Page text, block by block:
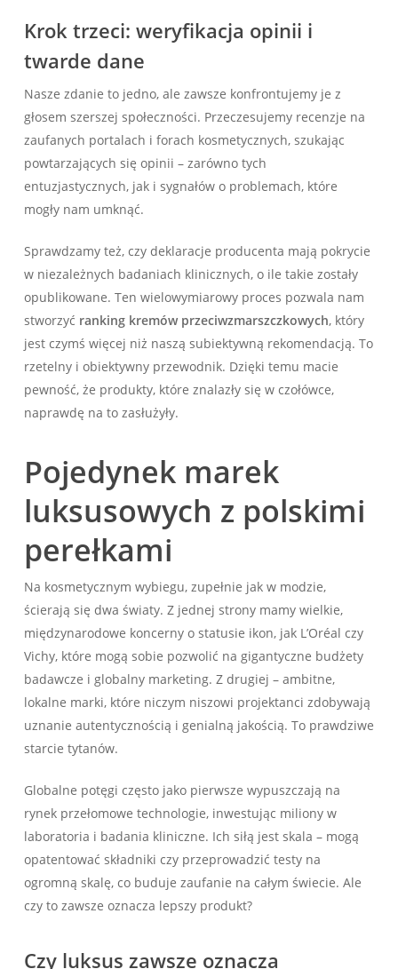
Krok trzeci: weryfikacja opinii i
twarde dane
Nasze zdanie to jedno, ale zawsze konfrontujemy je z
głosem szerszej społeczności. Przeczesujemy recenzje na
zaufanych portalach i forach kosmetycznych, szukając
powtarzających się opinii – zarówno tych
entuzjastycznych, jak i sygnałów o problemach, które
mogły nam umknąć.
Sprawdzamy też, czy deklaracje producenta mają pokrycie
w niezależnych badaniach klinicznych, o ile takie zostały
opublikowane. Ten wielowymiarowy proces pozwala nam
stworzyć ranking kremów przeciwzmarszczkowych, który
jest czymś więcej niż naszą subiektywną rekomendacją. To
rzetelny i obiektywny przewodnik. Dzięki temu macie
pewność, że produkty, które znalazły się w czołówce,
naprawdę na to zasłużyły.
Pojedynek marek
luksusowych z polskimi
perełkami
Na kosmetycznym wybiegu, zupełnie jak w modzie,
ścierają się dwa światy. Z jednej strony mamy wielkie,
międzynarodowe koncerny o statusie ikon, jak L’Oréal czy
Vichy, które mogą sobie pozwolić na gigantyczne budżety
badawcze i globalny marketing. Z drugiej – ambitne,
lokalne marki, które niczym niszowi projektanci zdobywają
uznanie autentycznością i genialną jakością. To prawdziwe
starcie tytanów.
Globalne potęgi często jako pierwsze wypuszczają na
rynek przełomowe technologie, inwestując miliony w
laboratoria i badania kliniczne. Ich siłą jest skala – mogą
opatentować składniki czy przeprowadzić testy na
ogromną skalę, co buduje zaufanie na całym świecie. Ale
czy to zawsze oznacza lepszy produkt?
Czy luksus zawsze oznacza